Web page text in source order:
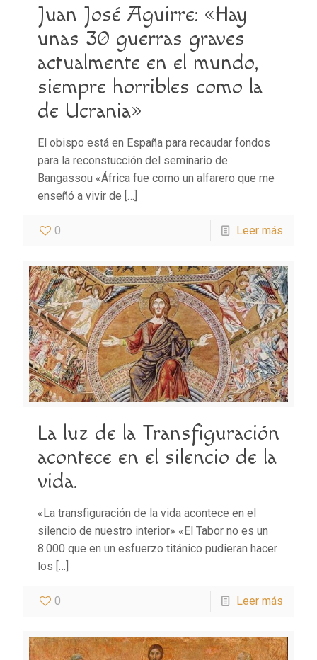
Juan José Aguirre: «Hay
unas 30 guerras graves
actualmente en el mundo,
siempre horribles como la
de Ucrania»
El obispo está en España para recaudar fondos
para la reconstucción del seminario de
Bangassou «África fue como un alfarero que me
enseñó a vivir de […]
0 Leer más
La luz de la Transfiguración
acontece en el silencio de la
vida.
«La transfiguración de la vida acontece en el
silencio de nuestro interior» «El Tabor no es un
8.000 que en un esfuerzo titánico pudieran hacer
los […]
0 Leer más